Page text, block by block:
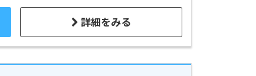
詳細をみる